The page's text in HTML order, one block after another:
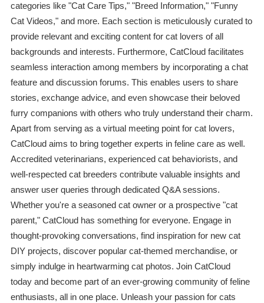
categories like "Cat Care Tips," "Breed Information," "Funny
Cat Videos," and more. Each section is meticulously curated to
provide relevant and exciting content for cat lovers of all
backgrounds and interests. Furthermore, CatCloud facilitates
seamless interaction among members by incorporating a chat
feature and discussion forums. This enables users to share
stories, exchange advice, and even showcase their beloved
furry companions with others who truly understand their charm.
Apart from serving as a virtual meeting point for cat lovers,
CatCloud aims to bring together experts in feline care as well.
Accredited veterinarians, experienced cat behaviorists, and
well-respected cat breeders contribute valuable insights and
answer user queries through dedicated Q&A sessions.
Whether you're a seasoned cat owner or a prospective "cat
parent," CatCloud has something for everyone. Engage in
thought-provoking conversations, find inspiration for new cat
DIY projects, discover popular cat-themed merchandise, or
simply indulge in heartwarming cat photos. Join CatCloud
today and become part of an ever-growing community of feline
enthusiasts, all in one place. Unleash your passion for cats